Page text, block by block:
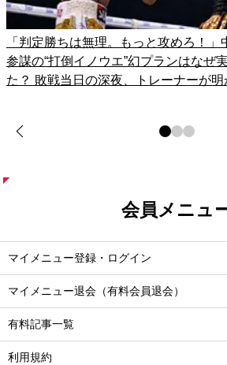
「判定勝ちは無理。もっと攻めろ！」
参謀の“打倒イノウエ”幻プランはなぜ
た？ 敗戦当日の深夜、トレーナーが明
会員メニュ
マイメニュー登録・ログイン
マイメニュー退会（有料会員退会）
有料記事一覧
利用規約